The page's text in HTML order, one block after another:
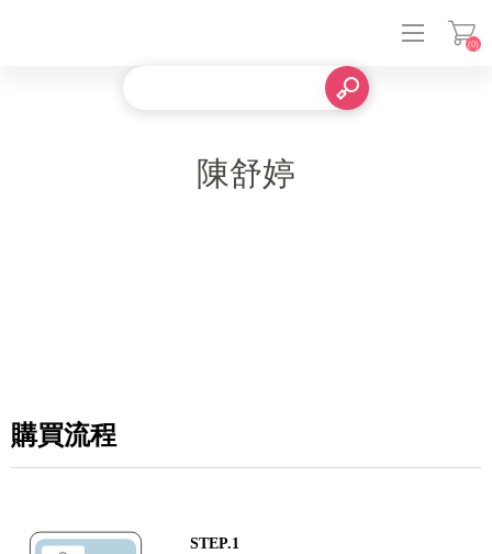
(0)
陳舒婷
購買流程
STEP.1